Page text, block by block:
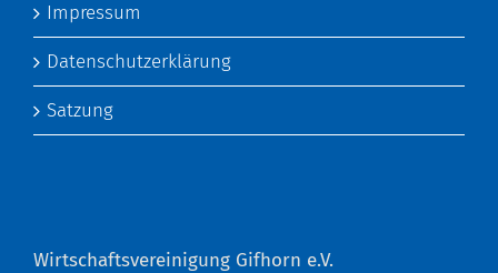
Impressum
Datenschutzerklärung
Satzung
Wirtschaftsvereinigung Gifhorn e.V.